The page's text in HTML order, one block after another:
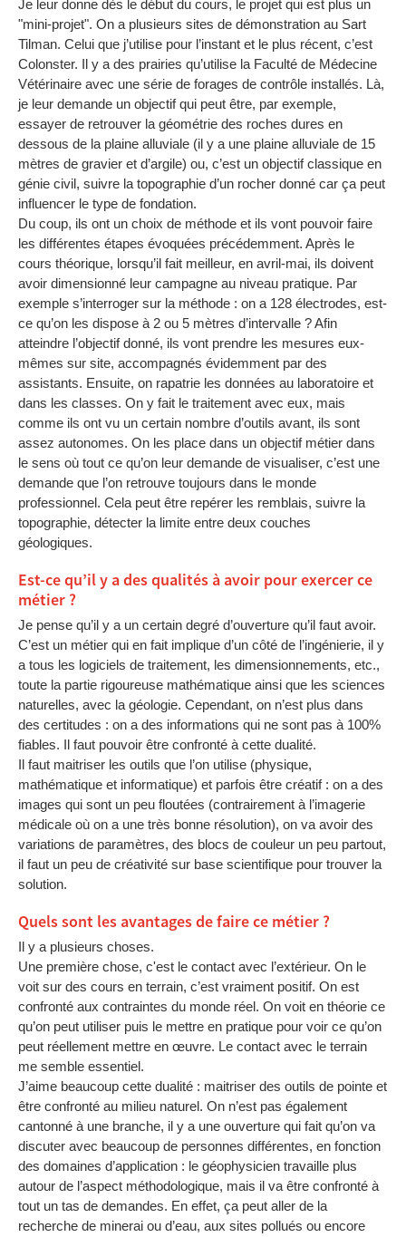
Je leur donne dès le début du cours, le projet qui est plus un
"mini-projet". On a plusieurs sites de démonstration au Sart
Tilman. Celui que j’utilise pour l’instant et le plus récent, c’est
Colonster. Il y a des prairies qu’utilise la Faculté de Médecine
Vétérinaire avec une série de forages de contrôle installés. Là,
je leur demande un objectif qui peut être, par exemple,
essayer de retrouver la géométrie des roches dures en
dessous de la plaine alluviale (il y a une plaine alluviale de 15
mètres de gravier et d’argile) ou, c’est un objectif classique en
génie civil, suivre la topographie d’un rocher donné car ça peut
influencer le type de fondation.
Du coup, ils ont un choix de méthode et ils vont pouvoir faire
les différentes étapes évoquées précédemment. Après le
cours théorique, lorsqu’il fait meilleur, en avril-mai, ils doivent
avoir dimensionné leur campagne au niveau pratique. Par
exemple s’interroger sur la méthode : on a 128 électrodes, est-
ce qu’on les dispose à 2 ou 5 mètres d’intervalle ? Afin
atteindre l’objectif donné, ils vont prendre les mesures eux-
mêmes sur site, accompagnés évidemment par des
assistants. Ensuite, on rapatrie les données au laboratoire et
dans les classes. On y fait le traitement avec eux, mais
comme ils ont vu un certain nombre d’outils avant, ils sont
assez autonomes. On les place dans un objectif métier dans
le sens où tout ce qu’on leur demande de visualiser, c’est une
demande que l’on retrouve toujours dans le monde
professionnel. Cela peut être repérer les remblais, suivre la
topographie, détecter la limite entre deux couches
géologiques.
Est-ce qu’il y a des qualités à avoir pour exercer ce
métier ?
Je pense qu’il y a un certain degré d’ouverture qu’il faut avoir.
C’est un métier qui en fait implique d’un côté de l’ingénierie, il y
a tous les logiciels de traitement, les dimensionnements, etc.,
toute la partie rigoureuse mathématique ainsi que les sciences
naturelles, avec la géologie. Cependant, on n’est plus dans
des certitudes : on a des informations qui ne sont pas à 100%
fiables. Il faut pouvoir être confronté à cette dualité.
Il faut maitriser les outils que l’on utilise (physique,
mathématique et informatique) et parfois être créatif : on a des
images qui sont un peu floutées (contrairement à l’imagerie
médicale où on a une très bonne résolution), on va avoir des
variations de paramètres, des blocs de couleur un peu partout,
il faut un peu de créativité sur base scientifique pour trouver la
solution.
Quels sont les avantages de faire ce métier ?
Il y a plusieurs choses.
Une première chose, c'est le contact avec l’extérieur. On le
voit sur des cours en terrain, c’est vraiment positif. On est
confronté aux contraintes du monde réel. On voit en théorie ce
qu’on peut utiliser puis le mettre en pratique pour voir ce qu’on
peut réellement mettre en œuvre. Le contact avec le terrain
me semble essentiel.
J’aime beaucoup cette dualité : maitriser des outils de pointe et
être confronté au milieu naturel. On n’est pas également
cantonné à une branche, il y a une ouverture qui fait qu’on va
discuter avec beaucoup de personnes différentes, en fonction
des domaines d’application : le géophysicien travaille plus
autour de l’aspect méthodologique, mais il va être confronté à
tout un tas de demandes. En effet, ça peut aller de la
recherche de minerai ou d’eau, aux sites pollués ou encore